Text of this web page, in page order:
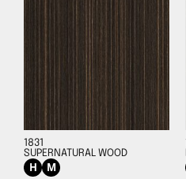
1831
SUPERNATURAL WOOD